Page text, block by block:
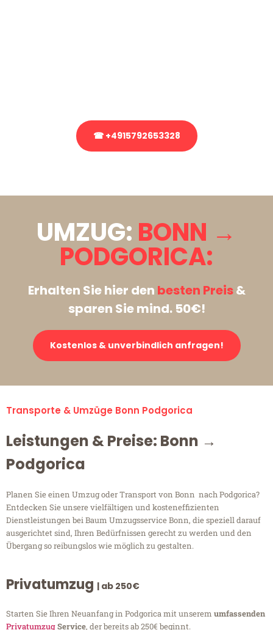
☎ +4915792653328
UMZUG: BONN →
PODGORICA:
Erhalten Sie hier den besten Preis&
sparen Sie mind. 50€!
Kostenlos & unverbindlich anfragen!
Transporte & Umzüge Bonn Podgorica
Leistungen & Preise: Bonn →
Podgorica
Planen Sie einen Umzug oder Transport von Bonn nach Podgorica?
Entdecken Sie unsere vielfältigen und kosteneffizienten
Dienstleistungen bei Baum Umzugsservice Bonn, die speziell darauf
ausgerichtet sind, Ihren Bedürfnissen gerecht zu werden und den
Übergang so reibungslos wie möglich zu gestalten.
Privatumzug | ab 250€
Starten Sie Ihren Neuanfang in Podgorica mit unserem umfassenden
PrivatumzugService, der bereits ab 250€ beginnt.